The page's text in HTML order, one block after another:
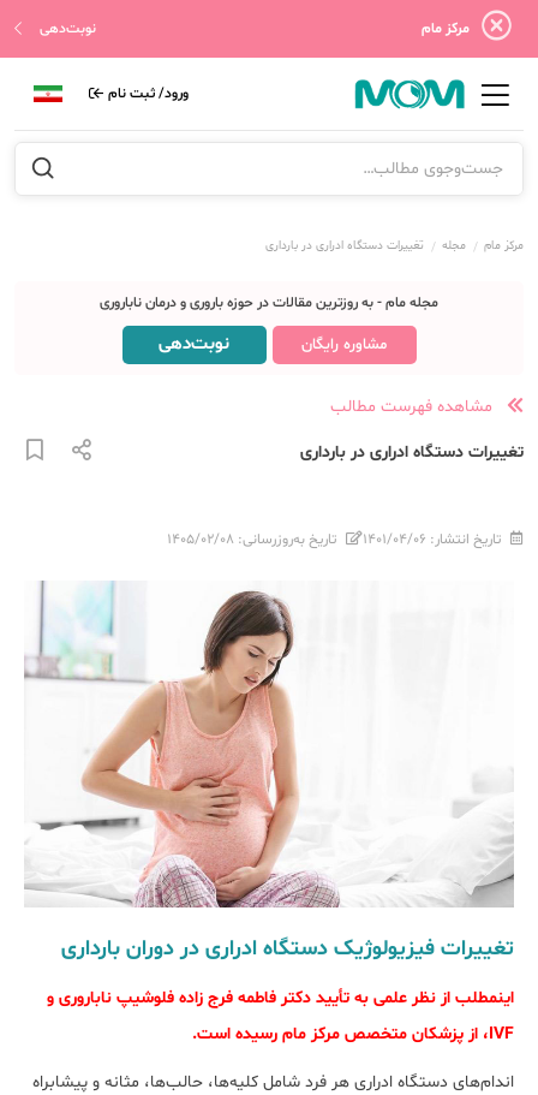
مرکز مام نوبت‌دهی
ورود/ ثبت نام
مرکز مام مجله تغییرات دستگاه ادراری در بارداری
مجله مام - به روزترین مقالات در حوزه باروری و درمان ناباروری
مشاوره رایگان نوبت‌دهی
مشاهده فهرست مطالب
تغییرات دستگاه ادراری در بارداری
تاریخ انتشار: ۱۴۰۱/۰۴/۰۶ تاریخ به‌روزرسانی: ۱۴۰۵/۰۲/۰۸
تغییرات فیزیولوژیک دستگاه ادراری در دوران بارداری
اینمطلب از نظر علمی به تأیید دکتر فاطمه فرج زاده فلوشیپ ناباروری و
IVF، از پزشکان متخصص مرکز مام رسیده است.
اندام‌های دستگاه ادراری هر فرد شامل کلیه‌ها، حالب‌ها، مثانه و پیشابراه